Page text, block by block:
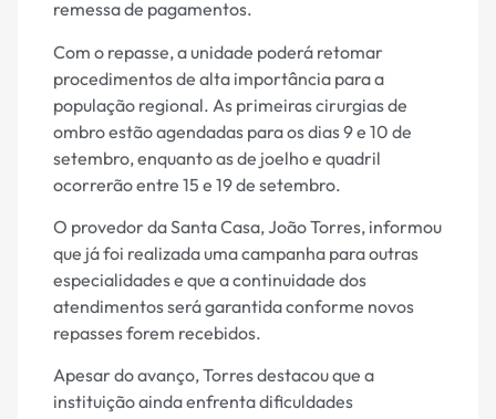
remessa de pagamentos.
Com o repasse, a unidade poderá retomar
procedimentos de alta importância para a
população regional. As primeiras cirurgias de
ombro estão agendadas para os dias 9 e 10 de
setembro, enquanto as de joelho e quadril
ocorrerão entre 15 e 19 de setembro.
O provedor da Santa Casa, João Torres, informou
que já foi realizada uma campanha para outras
especialidades e que a continuidade dos
atendimentos será garantida conforme novos
repasses forem recebidos.
Apesar do avanço, Torres destacou que a
instituição ainda enfrenta dificuldades